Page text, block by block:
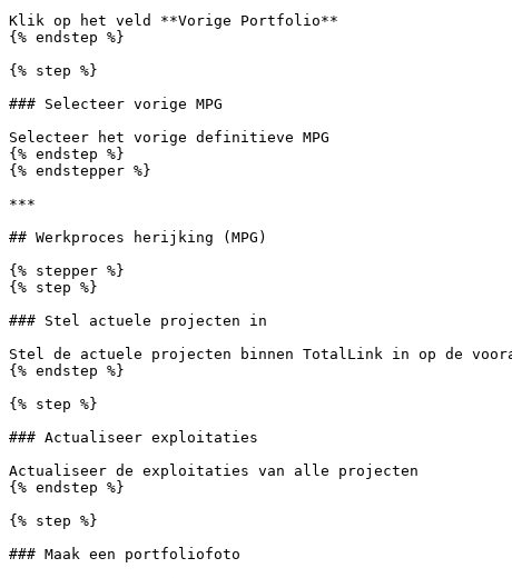
Klik op het veld **Vorige Portfolio**
{% endstep %}
{% step %}
### Selecteer vorige MPG
Selecteer het vorige definitieve MPG
{% endstep %}
{% endstepper %}
***
## Werkproces herijking (MPG)
{% stepper %}
{% step %}
### Stel actuele projecten in
Stel de actuele projecten binnen TotalLink in op de
{% endstep %}
{% step %}
### Actualiseer exploitaties
Actualiseer de exploitaties van alle projecten
{% endstep %}
{% step %}
### Maak een portfoliofoto